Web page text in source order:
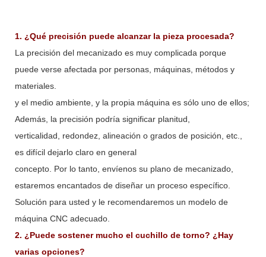
1. ¿Qué precisión puede alcanzar la pieza procesada?
La precisión del mecanizado es muy complicada porque
puede verse afectada por personas, máquinas, métodos y
materiales.
y el medio ambiente, y la propia máquina es sólo uno de ellos;
Además, la precisión podría significar planitud,
verticalidad, redondez, alineación o grados de posición, etc.,
es difícil dejarlo claro en general
concepto. Por lo tanto, envíenos su plano de mecanizado,
estaremos encantados de diseñar un proceso específico.
Solución para usted y le recomendaremos un modelo de
máquina CNC adecuado.
2. ¿Puede sostener mucho el cuchillo de torno? ¿Hay
varias opciones?